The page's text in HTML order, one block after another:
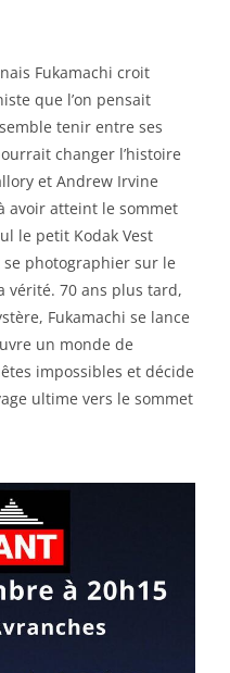
Fukamachi croit
que l’on pensait
tenir entre ses
changer l’histoire
et Andrew Irvine
avoir atteint le sommet
le petit Kodak Vest
se photographier sur le
70 ans plus tard,
Fukamachi se lance
un monde de
impossibles et décide
ultime vers le sommet